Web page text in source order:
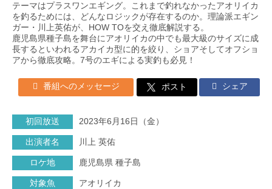
テーマはプラスワンエギング。これまで釣れなかったアオリイカ
を釣るためには、どんなロジックが存在するのか。理論派エギン
ガー・川上英佑が、HOW TOを交え徹底解説する。
鹿児島県種子島を舞台にアオリイカの中でも最大級のサイズに成
長するといわれるアカイカ型に的を絞り、ショアそしてオフショ
アから徹底攻略。7号のエギによる実釣も必見！
番組へのメッセージ ポスト シェア
初回放送 2023年6月16日（金）
出演者名 川上 英佑
ロケ地 鹿児島県 種子島
対象魚 アオリイカ